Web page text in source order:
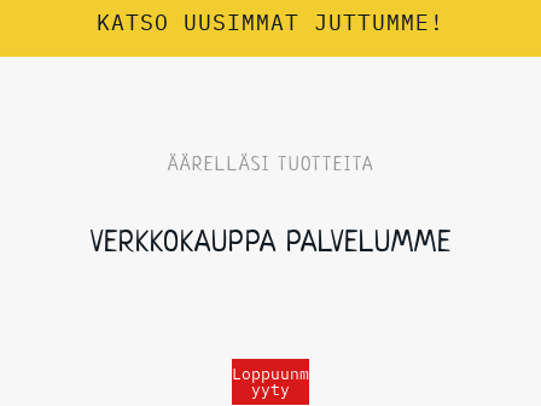
KATSO UUSIMMAT JUTTUMME!
ÄÄRELLÄSI TUOTTEITA
VERKKOKAUPPA PALVELUMME
Loppuunm
yyty